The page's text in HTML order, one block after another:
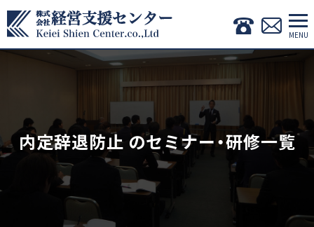
内定辞退防止 のセミナー・研修一覧